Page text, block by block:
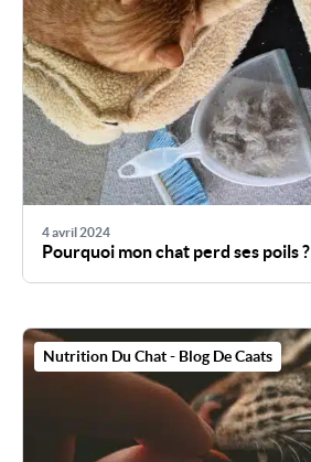
4 avril 2024
Pourquoi mon chat perd ses poils ?
Nutrition Du Chat - Blog De Caats